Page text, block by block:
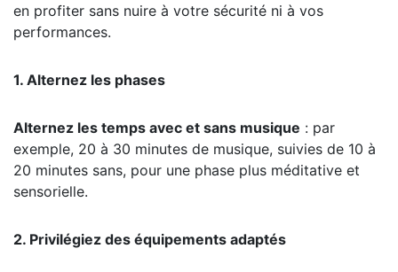
en profiter sans nuire à votre sécurité ni à vos
performances.
1. Alternez les phases
Alternez les temps avec et sans musique : par
exemple, 20 à 30 minutes de musique, suivies de 10 à
20 minutes sans, pour une phase plus méditative et
sensorielle.
2. Privilégiez des équipements adaptés